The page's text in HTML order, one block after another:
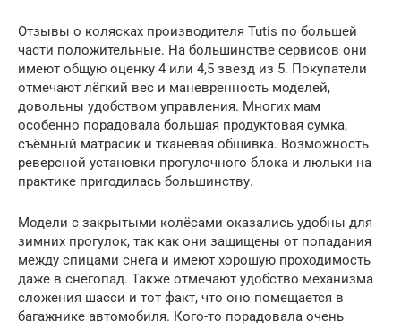
Отзывы о колясках производителя Tutis по большей
части положительные. На большинстве сервисов они
имеют общую оценку 4 или 4,5 звезд из 5. Покупатели
отмечают лёгкий вес и маневренность моделей,
довольны удобством управления. Многих мам
особенно порадовала большая продуктовая сумка,
съёмный матрасик и тканевая обшивка. Возможность
реверсной установки прогулочного блока и люльки на
практике пригодилась большинству.
Модели с закрытыми колёсами оказались удобны для
зимних прогулок, так как они защищены от попадания
между спицами снега и имеют хорошую проходимость
даже в снегопад. Также отмечают удобство механизма
сложения шасси и тот факт, что оно помещается в
багажнике автомобиля. Кого-то порадовала очень